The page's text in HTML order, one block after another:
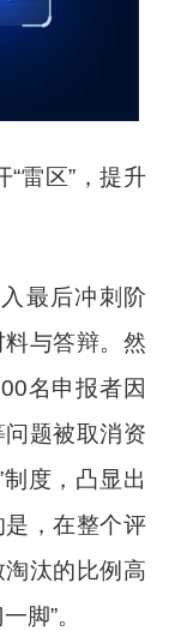
雷区”，提升
最后冲刺阶
与答辩。然
名申报者因
题被取消资
度，凸显出
，在整个评
汰的比例高
脚”。